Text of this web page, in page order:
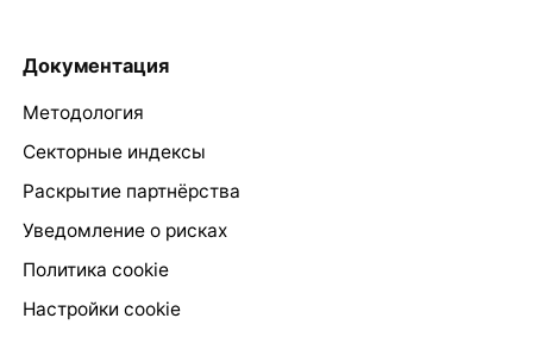
Документация
Методология
Секторные индексы
Раскрытие партнёрства
Уведомление о рисках
Политика cookie
Настройки cookie